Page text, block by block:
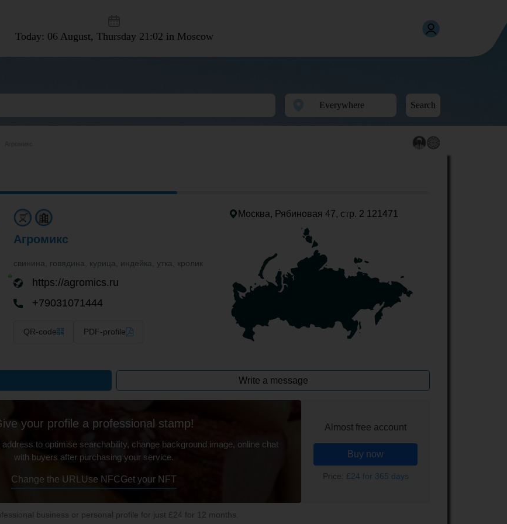
Today: 06 August, Thursday 21:02 in Moscow
Search
Агромикс
свинина, говядина, курица, индейка, утка, кролик
https://agromics.ru
+79031071444
QR-code PDF-profile
Москва, Рябиновая 47, стр. 2 121471
Write a message
your profile a professional stamp!
to optimise searchability, change background image, online chat
with buyers after purchasing your service.
Change the URL Use NFCGet your NFT
Almost free account
Buy now
Price: £24 for 365 days
business or personal profile for just £24 for 12 months.